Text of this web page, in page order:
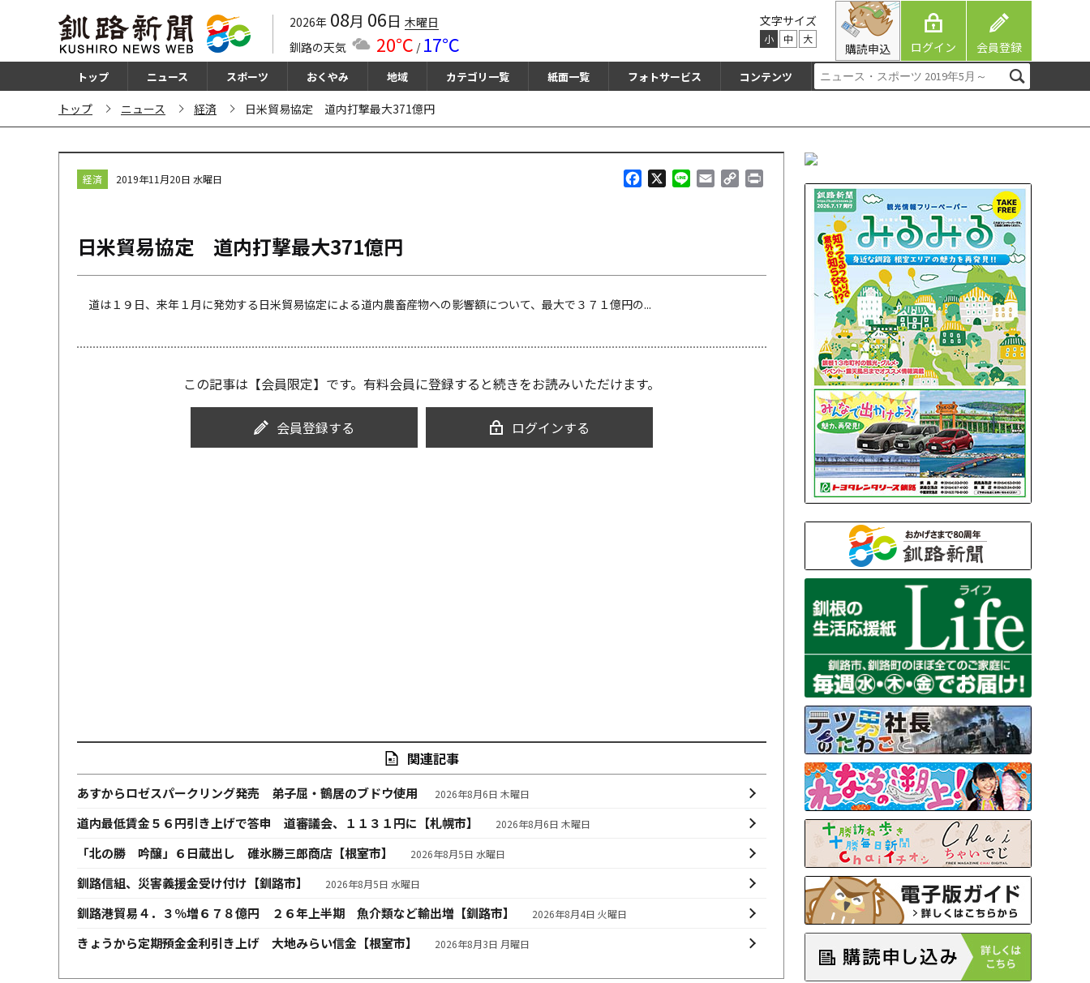
2026年 08月 06日 木曜日
釧路の天気
20℃ / 17℃
文字サイズ
小 中 大
購読申込 ログイン 会員登録
トップ ニュース スポーツ おくやみ 地域 カテゴリ一覧 紙面一覧 フォトサービス コンテンツ
トップ ニュース 経済 日米貿易協定 道内打撃最大371億円
k
経済 2019年11月20日 水曜日
日米貿易協定 道内打撃最大371億円
道は１９日、来年１月に発効する日米貿易協定による道内農畜産物への影響額について、最大で３７１億円の...
この記事は【会員限定】です。有料会員に登録すると続きをお読みいただけます。
会員登録する ログインする
関連記事
あすからロゼスパークリング発売 弟子屈・鶴居のブドウ使用 2026年8月6日 木曜日
道内最低賃金５６円引き上げで答申 道審議会、１１３１円に【札幌市】 2026年8月6日 木曜日
「北の勝 吟醸」６日蔵出し 碓氷勝三郎商店【根室市】 2026年8月5日 水曜日
釧路信組、災害義援金受け付け【釧路市】 2026年8月5日 水曜日
釧路港貿易４．３％増６７８億円 ２６年上半期 魚介類など輸出増【釧路市】 2026年8月4日 火曜日
きょうから定期預金金利引き上げ 大地みらい信金【根室市】 2026年8月3日 月曜日